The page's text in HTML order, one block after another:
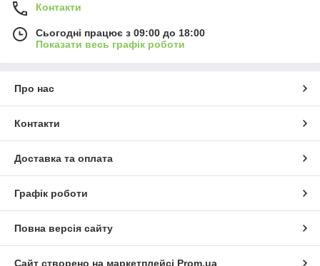
Контакти
Сьогодні працює з 09:00 до 18:00
Показати весь графік роботи
Про нас
Контакти
Доставка та оплата
Графік роботи
Повна версія сайту
Сайт створено на маркетплейсі Prom.ua